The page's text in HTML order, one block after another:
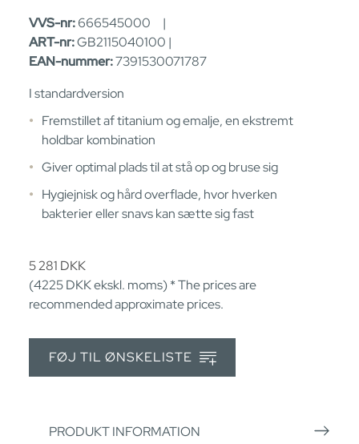
VVS-nr:666545000 |
ART-nr:GB2115040100 |
EAN-nummer:7391530071787
I standardversion
Fremstillet af titanium og emalje, en ekstremt
holdbar kombination
Giver optimal plads til at stå op og bruse sig
Hygiejnisk og hård overflade, hvor hverken
bakterier eller snavs kan sætte sig fast
5 281 DKK
(4225DKKekskl. moms) * The prices are
recommended approximate prices.
FØJ TIL ØNSKELISTE
PRODUKT INFORMATION